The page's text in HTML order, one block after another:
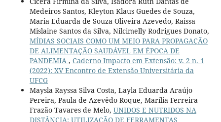
Medeiros Santos, Kleyton Klaus Guedes de Souza,
Maria Eduarda de Souza Oliveira Azevedo, Raissa
Mislaine Santos da Silva, Nilcimelly Rodrigues Donato,
MÍDIAS SOCIAIS COMO UM MEIO PARA PROPAGAÇÃO
DE ALIMENTAÇÃO SAUDÁVEL EM ÉPOCA DE
PANDEMIA , Caderno Impacto em Extensão: v. 2 n. 1
(2022): XV Encontro de Extensão Universitária da
UFCG
Maysla Rayssa Silva Costa, Layla Eduarda Araújo
Pereira, Paula de Azevêdo Roque, Marília Ferreira
Frazão Tavares de Melo, UNIDOS E NUTRIDOS NA
DISTÂNCIA: UTILIZAÇÃO DE FERRAMENTAS